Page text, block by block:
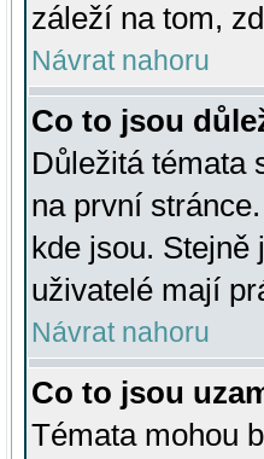
záleží na tom,
Návrat nahoru
Co to jsou
Důležitá témata
na první
kde jsou.
uživatelé mají
Návrat nahoru
Co to jsou
Témata mohou